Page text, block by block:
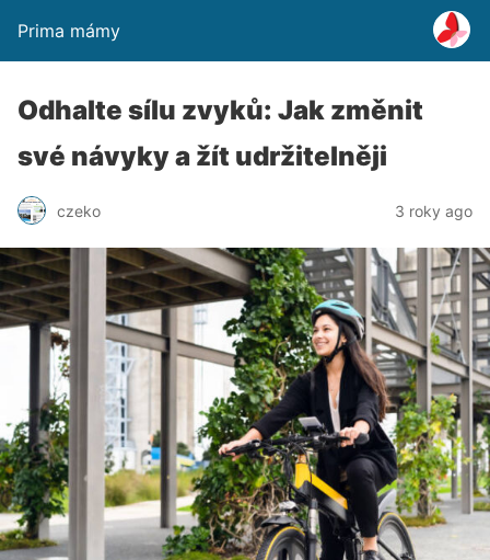
Prima mámy
Odhalte sílu zvyků: Jak změnit
své návyky a žít udržitelněji
czeko 3 roky ago